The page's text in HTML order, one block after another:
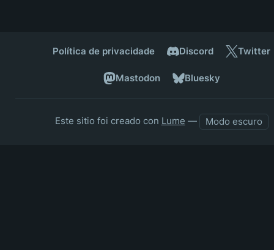
Política de privacidade Discord Twitter
Mastodon Bluesky
Este sitio foi creado con Lume — Modo escuro